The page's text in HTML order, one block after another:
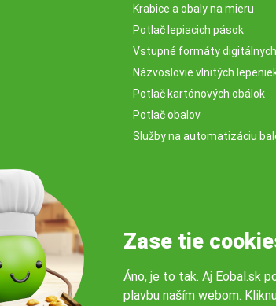
Krabice a obaly na mieru
Potlač lepiacich pások
Vstupné formáty
Názvoslovie vlnitých
Potlač kartónových obálok
Potlač obalov
Služby na automatizáciu
Zase tie
Áno, je to tak. Aj Eobal.sk
plavbu naším webom.